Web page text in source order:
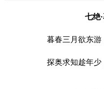
七绝
暮春三月欲东游
探奥求知趁年少